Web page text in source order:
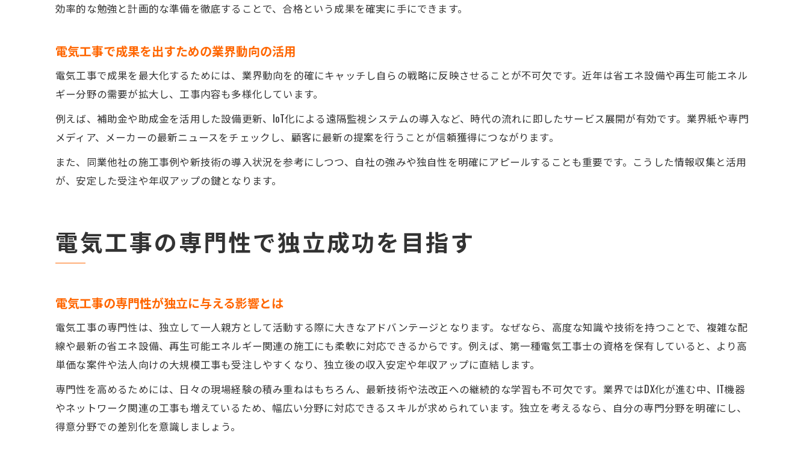
効率的な勉強と計画的な準備を徹底することで、合格という成果を確実に手にできます。
電気工事で成果を出すための業界動向の活用
電気工事で成果を最大化するためには、業界動向を的確にキャッチし自らの戦略に反映させることが不可欠です。近年は省エネ設備や再生可能エネル
ギー分野の需要が拡大し、工事内容も多様化しています。
例えば、補助金や助成金を活用した設備更新、IoT化による遠隔監視システムの導入など、時代の流れに即したサービス展開が有効です。業界紙や専門
メディア、メーカーの最新ニュースをチェックし、顧客に最新の提案を行うことが信頼獲得につながります。
また、同業他社の施工事例や新技術の導入状況を参考にしつつ、自社の強みや独自性を明確にアピールすることも重要です。こうした情報収集と活用
が、安定した受注や年収アップの鍵となります。
電気工事の専門性で独立成功を目指す
電気工事の専門性が独立に与える影響とは
電気工事の専門性は、独立して一人親方として活動する際に大きなアドバンテージとなります。なぜなら、高度な知識や技術を持つことで、複雑な配
線や最新の省エネ設備、再生可能エネルギー関連の施工にも柔軟に対応できるからです。例えば、第一種電気工事士の資格を保有していると、より高
単価な案件や法人向けの大規模工事も受注しやすくなり、独立後の収入安定や年収アップに直結します。
専門性を高めるためには、日々の現場経験の積み重ねはもちろん、最新技術や法改正への継続的な学習も不可欠です。業界ではDX化が進む中、IT機器
やネットワーク関連の工事も増えているため、幅広い分野に対応できるスキルが求められています。独立を考えるなら、自分の専門分野を明確にし、
得意分野での差別化を意識しましょう。